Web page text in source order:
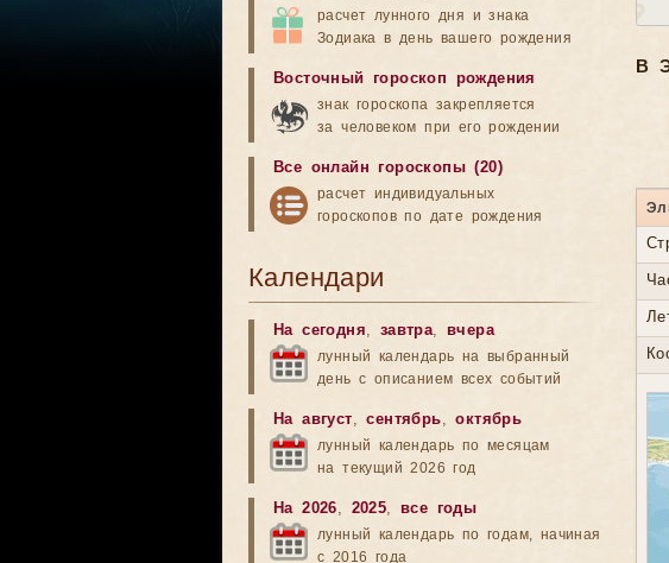
В
расчет лунного дня и знака
Зодиака в день вашего рождения
Восточный гороскоп рождения
знак гороскопа закрепляется
за человеком при его рождении
Все онлайн гороскопы (20)
расчет индивидуальных
гороскопов по дате рождения
Календари
На сегодня, завтра,вчера
лунный календарь на выбранный
день с описанием всех событий
На август,сентябрь,октябрь
лунный календарь по месяцам
на текущий 2026 год
На 2026, 2025,все годы
лунный календарь по годам, начиная
с 2016 года